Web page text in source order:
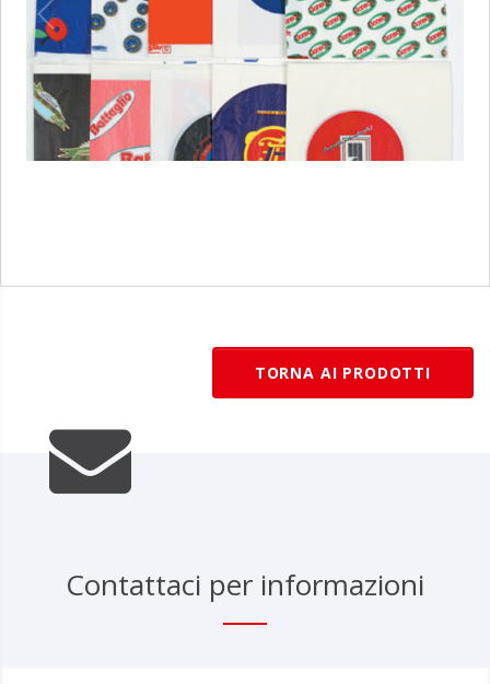
TORNA AI PRODOTTI
Contattaci per informazioni